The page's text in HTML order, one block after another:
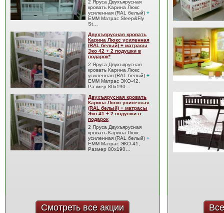
2 Яруса Двухъярусная
кровать Карина Люкс
усиленная (RAL белый) +
EMM Матрас Sleep&Fly
St…
Двухъярусная кровать
Карина Люкс усиленная
(RAL белый) + матрасы
Эко 42 + 2 подушки в
подарок*
2 Яруса Двухъярусная
кровать Карина Люкс
усиленная (RAL белый) +
EMM Матрас ЭКО-42,
Размер 80x190…
Двухъярусная кровать
Карина Люкс усиленная
(RAL белый) + матрасы
Эко 41 + 2 подушки в
подарок
2 Яруса Двухъярусная
кровать Карина Люкс
усиленная (RAL белый) +
EMM Матрас ЭКО-41,
Размер 80x190…
Смотреть все акции